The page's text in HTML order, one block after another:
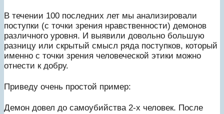
В течении 100 последних лет мы анализировали
поступки (с точки зрения нравственности) демонов
различного уровня. И выявили довольно большую
разницу или скрытый смысл ряда поступков, который
именно с точки зрения человеческой этики можно
отнести к добру.
Приведу очень простой пример:
Демон довел до самоубийства 2-х человек. После